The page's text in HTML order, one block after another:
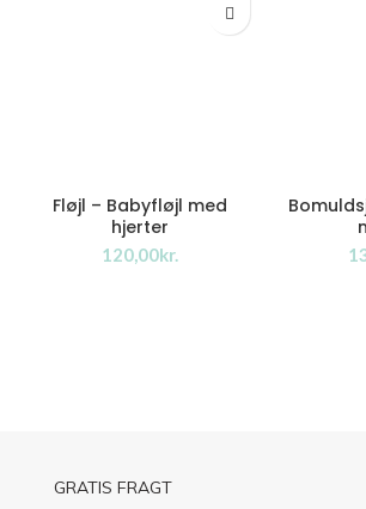
Fløjl – Babyfløjl med
hjerter
kr.
GRATIS FRAGT